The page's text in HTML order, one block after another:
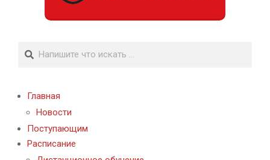
Главная
Новости
Поступающим
Расписание